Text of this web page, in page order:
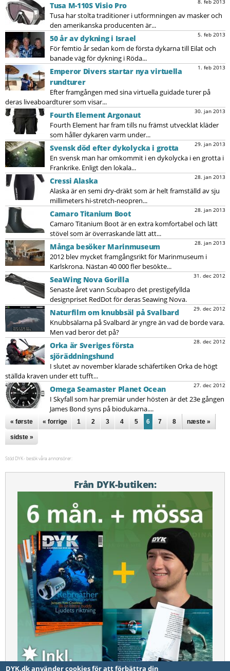
8. feb 2013
Tusa M-110S Visio Pro
Tusa har stolta traditioner i utformningen av masker och
den amerikanska producenten är...
5. feb 2013
50 år av dykning i Israel
För femtio år sedan kom de första dykarna till Eilat och
banade väg för dykning i Röda...
1. feb 2013
Emperor Divers startar nya virtuella
rundturer
Efter framgången med sina virtuella guidade turer på
deras liveaboardturer som visar...
30. jan 2013
Fourth Element Argonaut
Fourth Element har fram tills nu främst utvecklat kläder
som håller dykaren varm under...
29. jan 2013
Svensk död efter dykolycka i grotta
En svensk man har omkommit i en dykolycka i en grotta i
Frankrike. Enligt den lokala...
28. jan 2013
Cressi Alaska
Alaska är en semi dry-dräkt som är helt framställd av sju
millimeters hi-stretch-neopren...
28. jan 2013
Camaro Titanium Boot
Camaro Titanium Boot är en extra komfortabel och lätt
stövel som är överraskande lätt att...
28. jan 2013
Många besöker Marinmuseum
2012 blev mycket framgångsrikt för Marinmuseum i
Karlskrona. Nästan 40 000 fler besökte...
31. dec 2012
SeaWing Nova Gorilla
Senaste året vann Scubapro det prestigefyllda
designpriset RedDot för deras Seawing Nova.
29. dec 2012
Naturfilm om knubbsäl på Svalbard
Knubbsälarna på Svalbard är yngre än vad de borde vara.
Men vad beror det på?
28. dec 2012
Orka är Sveriges första
sjöräddningshund
I slutet av november klarade schäfertiken Orka de högt
ställda kraven under ett tufft...
27. dec 2012
Omega Seamaster Planet Ocean
I Skyfall som har premiär under hösten är det 23e gången
James Bond syns på biodukarna....
Sidor
« første « forrige 1 2 3 4 5 6 7 8 næste »
sidste »
Stöd DYK - besök våra annonsörer:
Från DYK-butiken:
DYK.dk använder cookies för att förbättra din